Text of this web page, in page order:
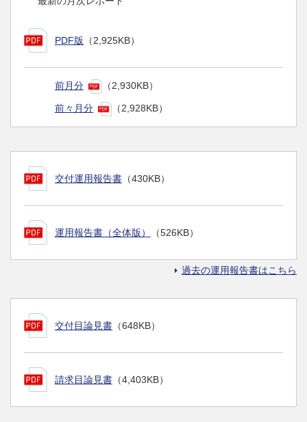
PDF版 （2,925KB）
前月分 （2,930KB）
前々月分 （2,928KB）
交付運用報告書 （430KB）
運用報告書（全体版） （526KB）
過去の運用報告書はこちら
交付目論見書 （648KB）
請求目論見書 （4,403KB）